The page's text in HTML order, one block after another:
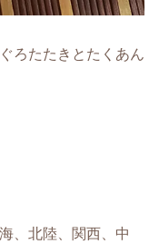
ろたたきとたくあん
、北陸、関西、中